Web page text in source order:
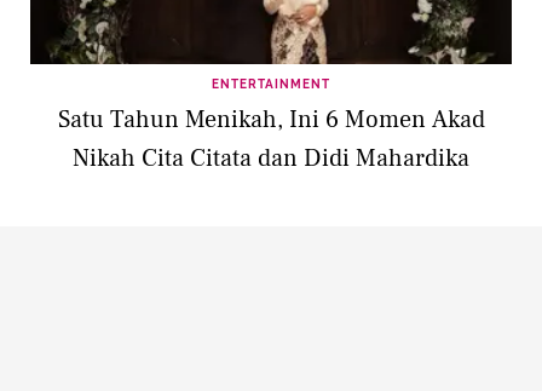
ENTERTAINMENT
Satu Tahun Menikah, Ini 6 Momen Akad
Nikah Cita Citata dan Didi Mahardika